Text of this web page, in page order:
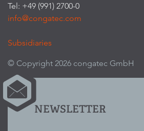
Tel: +49 (991) 2700-0
info@congatec.com
Subsidiaries
© Copyright 2026 congatec GmbH
NEWSLETTER